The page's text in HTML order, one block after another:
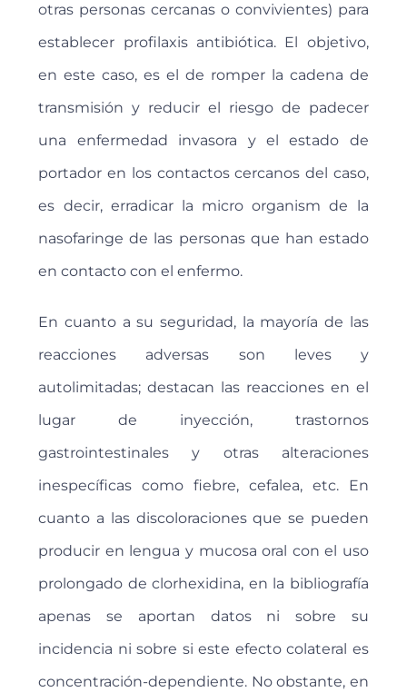
otras personas cercanas o convivientes) para
establecer profilaxis antibiótica. El objetivo,
en este caso, es el de romper la cadena de
transmisión y reducir el riesgo de padecer
una enfermedad invasora y el estado de
portador en los contactos cercanos del caso,
es decir, erradicar la micro organism de la
nasofaringe de las personas que han estado
en contacto con el enfermo.
En cuanto a su seguridad, la mayoría de las
reacciones adversas son leves y
autolimitadas; destacan las reacciones en el
lugar de inyección, trastornos
gastrointestinales y otras alteraciones
inespecíficas como fiebre, cefalea, etc. En
cuanto a las discoloraciones que se pueden
producir en lengua y mucosa oral con el uso
prolongado de clorhexidina, en la bibliografía
apenas se aportan datos ni sobre su
incidencia ni sobre si este efecto colateral es
concentración-dependiente. No obstante, en